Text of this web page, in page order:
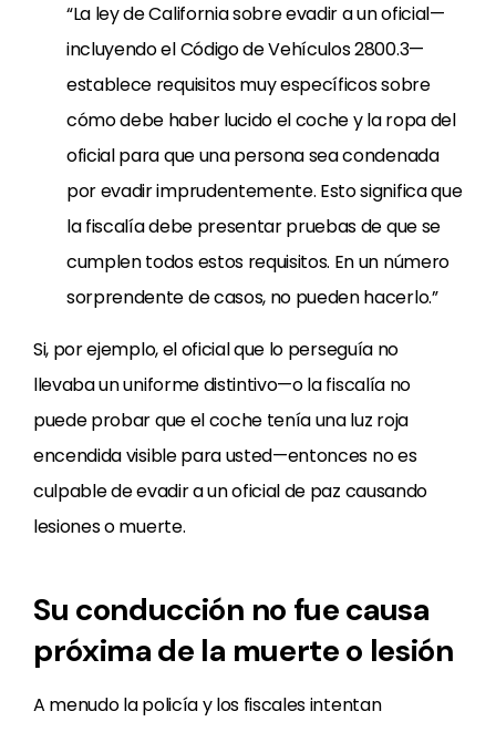
“La ley de California sobre evadir a un oficial—
incluyendo el Código de Vehículos 2800.3—
establece requisitos muy específicos sobre
cómo debe haber lucido el coche y la ropa del
oficial para que una persona sea condenada
por evadir imprudentemente. Esto significa que
la fiscalía debe presentar pruebas de que se
cumplen todos estos requisitos. En un número
sorprendente de casos, no pueden hacerlo.”
Si, por ejemplo, el oficial que lo perseguía no
llevaba un uniforme distintivo—o la fiscalía no
puede probar que el coche tenía una luz roja
encendida visible para usted—entonces no es
culpable de evadir a un oficial de paz causando
lesiones o muerte.
Su conducción no fue causa
próxima de la muerte o lesión
A menudo la policía y los fiscales intentan